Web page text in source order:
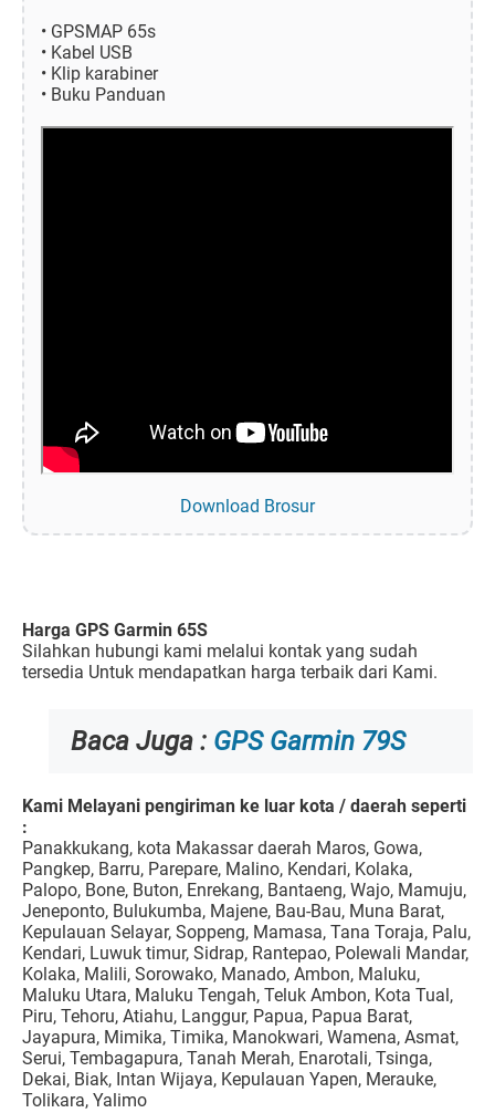
• GPSMAP 65s
• Kabel USB
• Klip karabiner
• Buku Panduan
Download Brosur
Harga GPS Garmin 65S
Silahkan hubungi kami melalui kontak yang sudah
tersedia Untuk mendapatkan harga terbaik dari Kami.
Baca Juga : GPS Garmin 79S
Kami Melayani pengiriman ke luar kota / daerah seperti
:
Panakkukang, kota Makassar daerah Maros, Gowa,
Pangkep, Barru, Parepare, Malino, Kendari, Kolaka,
Palopo, Bone, Buton, Enrekang, Bantaeng, Wajo, Mamuju,
Jeneponto, Bulukumba, Majene, Bau-Bau, Muna Barat,
Kepulauan Selayar, Soppeng, Mamasa, Tana Toraja, Palu,
Kendari, Luwuk timur, Sidrap, Rantepao, Polewali Mandar,
Kolaka, Malili, Sorowako, Manado, Ambon, Maluku,
Maluku Utara, Maluku Tengah, Teluk Ambon, Kota Tual,
Piru, Tehoru, Atiahu, Langgur, Papua, Papua Barat,
Jayapura, Mimika, Timika, Manokwari, Wamena, Asmat,
Serui, Tembagapura, Tanah Merah, Enarotali, Tsinga,
Dekai, Biak, Intan Wijaya, Kepulauan Yapen, Merauke,
Tolikara, Yalimo